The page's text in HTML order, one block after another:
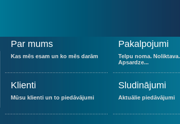
Par mums
Kas mēs esam un ko mēs darām
Pakalpojumi
Telpu noma. Noliktava.
Apsardze...
Klienti
Mūsu klienti un to piedāvājumi
Sludinājumi
Aktuālie piedāvājumi